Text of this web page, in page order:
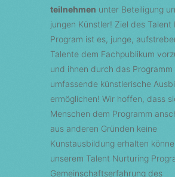
teilnehmen unter Beteiligung
jungen Künstler! Ziel des Talent
Program ist es, junge,
Talente dem Fachpublikum
und ihnen durch das Programm
umfassende künstlerische
ermöglichen! Wir hoffen, dass
Menschen dem Programm
aus anderen Gründen keine
Kunstausbildung erhalten
unserem Talent Nurturing
Gemeinschaftserfahrung des